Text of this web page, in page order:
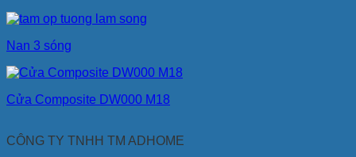
Nan 3 sóng
Cửa Composite DW000 M18
CÔNG TY TNHH TM ADHOME